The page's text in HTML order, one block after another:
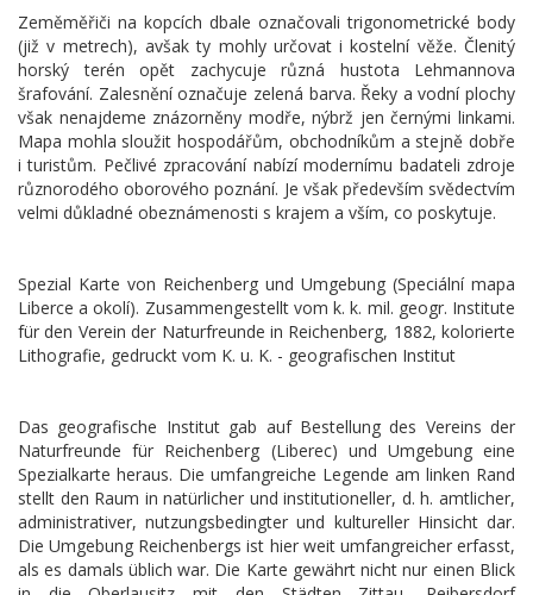
Zeměměřiči na kopcích dbale označovali trigonometrické body
(již v metrech), avšak ty mohly určovat i kostelní věže. Členitý
horský terén opět zachycuje různá hustota Lehmannova
šrafování. Zalesnění označuje zelená barva. Řeky a vodní plochy
však nenajdeme znázorněny modře, nýbrž jen černými linkami.
Mapa mohla sloužit hospodářům, obchodníkům a stejně dobře
i turistům. Pečlivé zpracování nabízí modernímu badateli zdroje
různorodého oborového poznání. Je však především svědectvím
velmi důkladné obeznámenosti s krajem a vším, co poskytuje.
Spezial Karte von Reichenberg und Umgebung (Speciální mapa
Liberce a okolí). Zusammengestellt vom k. k. mil. geogr. Institute
für den Verein der Naturfreunde in Reichenberg, 1882, kolorierte
Lithografie, gedruckt vom K. u. K. - geografischen Institut
Das geografische Institut gab auf Bestellung des Vereins der
Naturfreunde für Reichenberg (Liberec) und Umgebung eine
Spezialkarte heraus. Die umfangreiche Legende am linken Rand
stellt den Raum in natürlicher und institutioneller, d. h. amtlicher,
administrativer, nutzungsbedingter und kultureller Hinsicht dar.
Die Umgebung Reichenbergs ist hier weit umfangreicher erfasst,
als es damals üblich war. Die Karte gewährt nicht nur einen Blick